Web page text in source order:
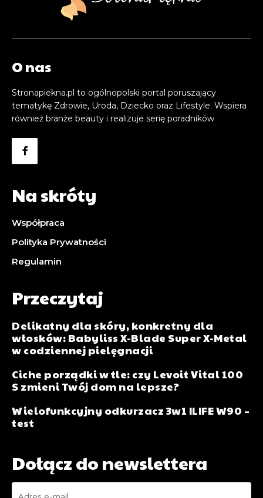
O nas
Stronapiekna.pl to ogólnopolski portal poruszający
tematykę Zdrowie, Uroda, Dziecko oraz Lifestyle. Wspiera
również branże beauty i realizuje serię poradników
Na skróty
Współpraca
Polityka Prywatności
Regulamin
Przeczytaj
Delikatny dla skóry, konkretny dla
włosków: Babyliss X-Blade Super X-Metal
w codziennej pielęgnacji
Ciche porządki w tle: czy Levoit Vital 100
S zmieni Twój dom na lepsze?
Wielofunkcyjny odkurzacz 3w1 ILIFE W90 –
test
Dołącz do newslettera